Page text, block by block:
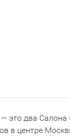
это два Салона
в центре